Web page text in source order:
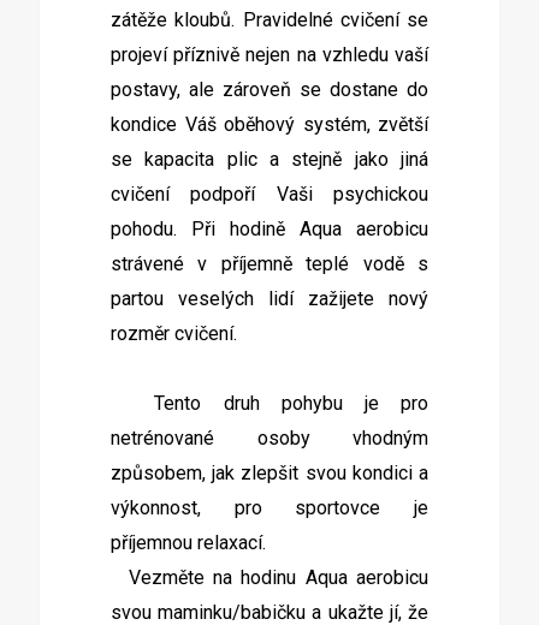
zátěže kloubů. Pravidelné cvičení se
projeví příznivě nejen na vzhledu vaší
postavy, ale zároveň se dostane do
kondice Váš oběhový systém, zvětší
se kapacita plic a stejně jako jiná
cvičení podpoří Vaši psychickou
pohodu. Při hodině Aqua aerobicu
strávené v příjemně teplé vodě s
partou veselých lidí zažijete nový
rozměr cvičení.
Tento druh pohybu je pro
netrénované osoby vhodným
způsobem, jak zlepšit svou kondici a
výkonnost, pro sportovce je
příjemnou relaxací.
Vezměte na hodinu Aqua aerobicu
svou maminku/babičku a ukažte jí, že